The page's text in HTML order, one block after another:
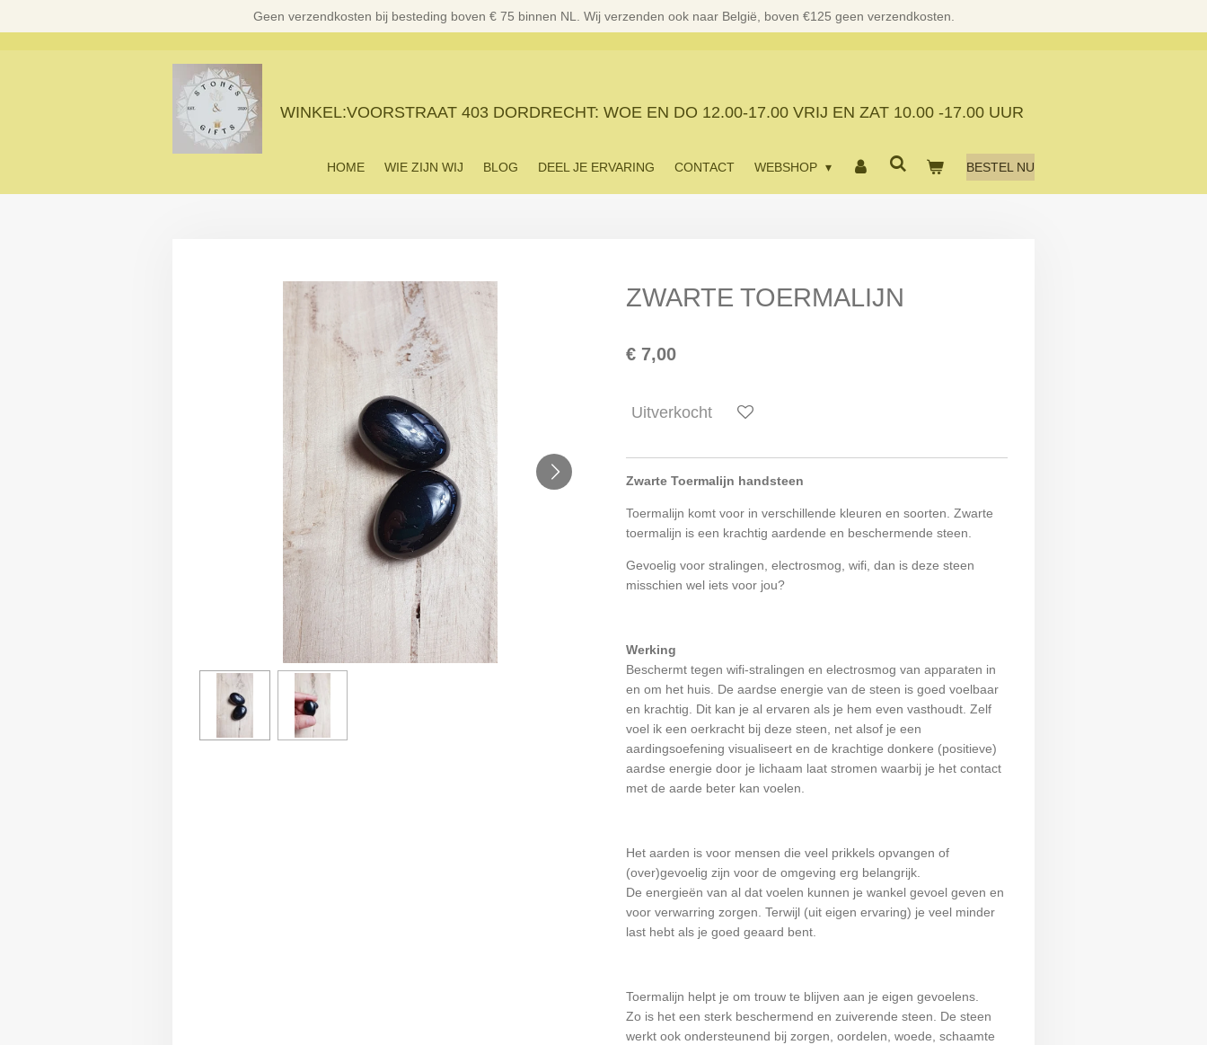
Geen verzendkosten bij besteding boven € 75 binnen NL. Wij verzenden ook naar België, boven €125 geen verzendkosten.
WINKEL:VOORSTRAAT 403 DORDRECHT: WOE EN DO 12.00-17.00 VRIJ EN ZAT 10.00 -17.00 UUR
HOME WIE ZIJN WIJ BLOG DEEL JE ERVARING CONTACT WEBSHOP BESTEL NU
ZWARTE TOERMALIJN
€ 7,00
Uitverkocht
Zwarte Toermalijn handsteen
Toermalijn komt voor in verschillende kleuren en soorten. Zwarte
toermalijn is een krachtig aardende en beschermende steen.
Gevoelig voor stralingen, electrosmog, wifi, dan is deze steen
misschien wel iets voor jou?
Werking
Beschermt tegen wifi-stralingen en electrosmog van apparaten in
en om het huis. De aardse energie van de steen is goed voelbaar
en krachtig. Dit kan je al ervaren als je hem even vasthoudt. Zelf
voel ik een oerkracht bij deze steen, net alsof je een
aardingsoefening visualiseert en de krachtige donkere (positieve)
aardse energie door je lichaam laat stromen waarbij je het contact
met de aarde beter kan voelen.
Het aarden is voor mensen die veel prikkels opvangen of
(over)gevoelig zijn voor de omgeving erg belangrijk.
De energieën van al dat voelen kunnen je wankel gevoel geven en
voor verwarring zorgen. Terwijl (uit eigen ervaring) je veel minder
last hebt als je goed geaard bent.
Toermalijn helpt je om trouw te blijven aan je eigen gevoelens.
Zo is het een sterk beschermend en zuiverende steen. De steen
werkt ook ondersteunend bij zorgen, oordelen, woede, schaamte